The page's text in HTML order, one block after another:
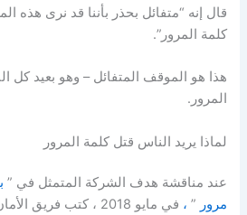
قال إنه “متفائل بحذر بأننا قد نرى هذه
كلمة المرور”.
هذا هو الموقف المتفائل – وهو بعيد كل
المرور.
لماذا يريد الناس قتل كلمة المرور
عند مناقشة هدف الشركة المتمثل في ”
مرور ” ، في مايو 2018 ، كتب فريق الأمان في Microsoft: